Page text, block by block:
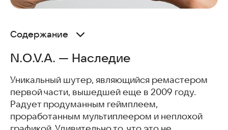
Содержание
Star Wars: KOTOR
Dead Effect 2
Galaxy on Fire 2
EVE Echoes
Among Us
N.O.V.A. — Наследие
Уникальный шутер, являющийся ремастером
первой части, вышедшей еще в 2009 году.
Радует продуманным геймплеем,
проработанным мультиплеером и неплохой